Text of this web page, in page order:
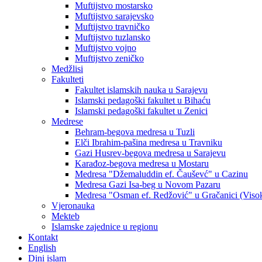
Muftijstvo mostarsko
Muftijstvo sarajevsko
Muftijstvo travničko
Muftijstvo tuzlansko
Muftijstvo vojno
Muftijstvo zeničko
Medžlisi
Fakulteti
Fakultet islamskih nauka u Sarajevu
Islamski pedagoški fakultet u Bihaću
Islamski pedagoški fakultet u Zenici
Medrese
Behram-begova medresa u Tuzli
Elči Ibrahim-pašina medresa u Travniku
Gazi Husrev-begova medresa u Sarajevu
Karađoz-begova medresa u Mostaru
Medresa "Džemaluddin ef. Čauševć" u Cazinu
Medresa Gazi Isa-beg u Novom Pazaru
Medresa "Osman ef. Redžović" u Gračanici
Vjeronauka
Mekteb
Islamske zajednice u regionu
Kontakt
English
Dini islam